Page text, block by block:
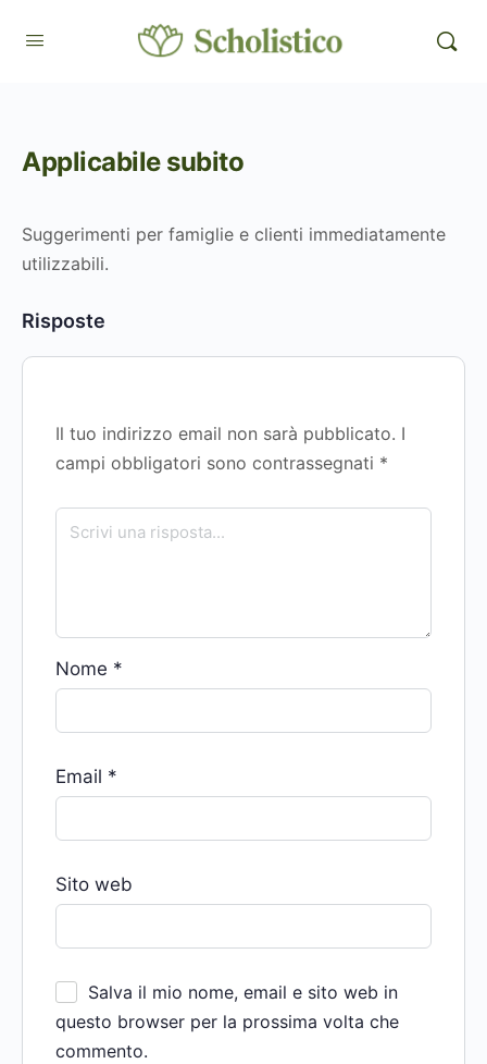
Applicabile subito
Suggerimenti per famiglie e clienti immediatamente
utilizzabili.
Risposte
Il tuo indirizzo email non sarà pubblicato. I
campi obbligatori sono contrassegnati *
Nome *
Email *
Sito web
Salva il mio nome, email e sito web in
questo browser per la prossima volta che
commento.